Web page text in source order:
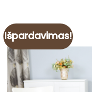
Išpardavimas!